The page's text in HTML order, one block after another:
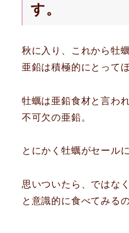
す。
秋に入り、これから牡
亜鉛は積極的にとって
牡蠣は亜鉛食材と言わ
不可欠の亜鉛。
とにかく牡蠣がセール
思いついたら、ではな
と意識的に食べてみる